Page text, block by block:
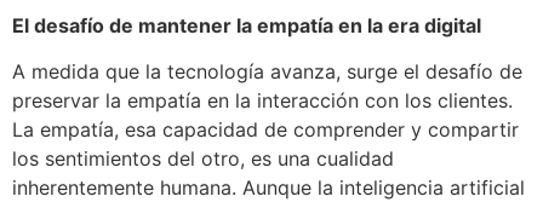
El desafío de mantener la empatía en la era digital
A medida que la tecnología avanza, surge el desafío de
preservar la empatía en la interacción con los clientes.
La empatía, esa capacidad de comprender y compartir
los sentimientos del otro, es una cualidad
inherentemente humana. Aunque la inteligencia artificial